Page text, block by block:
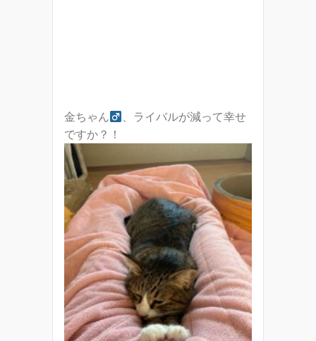
金ちゃん
、ライバルが減って幸せ
ですか？！